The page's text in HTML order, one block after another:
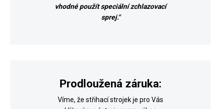
vhodné použít speciální zchlazovací
sprej."
Prodloužená záruka:
Víme, že střihací strojek je pro Vás